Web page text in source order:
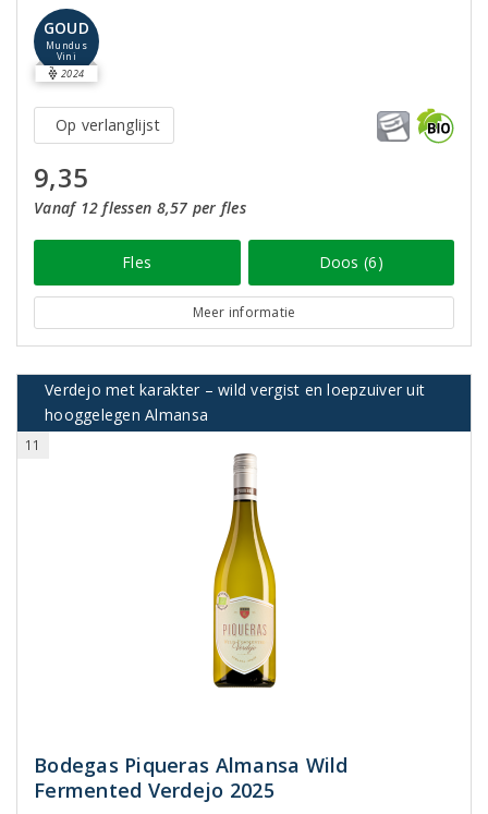
GOUD
Mundus
Vini
2024
Op verlanglijst
9,35
Vanaf 12 flessen 8,57 per fles
Fles Doos (6)
Meer informatie
Verdejo met karakter – wild vergist en loepzuiver uit
hooggelegen Almansa
11
Bodegas Piqueras Almansa Wild
Fermented Verdejo 2025